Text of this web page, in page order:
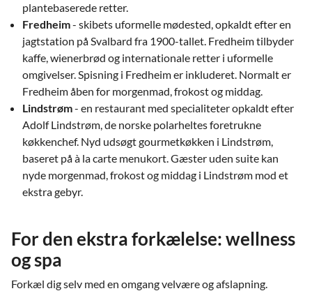
plantebaserede retter.
Fredheim- skibets uformelle mødested, opkaldt efter en
jagtstation på Svalbard fra 1900-tallet. Fredheim tilbyder
kaffe, wienerbrød og internationale retter i uformelle
omgivelser. Spisning i Fredheim er inkluderet. Normalt er
Fredheim åben for morgenmad, frokost og middag.
Lindstrøm- en restaurant med specialiteter opkaldt efter
Adolf Lindstrøm, de norske polarheltes foretrukne
køkkenchef. Nyd udsøgt gourmetkøkken i Lindstrøm,
baseret på à la carte menukort. Gæster uden suite kan
nyde morgenmad, frokost og middag i Lindstrøm mod et
ekstra gebyr.
For den ekstra forkælelse: wellness
og spa
Forkæl dig selv med en omgang velvære og afslapning.